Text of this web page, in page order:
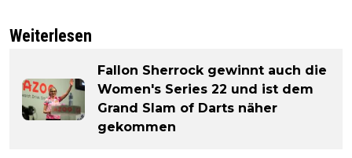
Weiterlesen
Fallon Sherrock gewinnt auch die
Women's Series 22 und ist dem
Grand Slam of Darts näher
gekommen